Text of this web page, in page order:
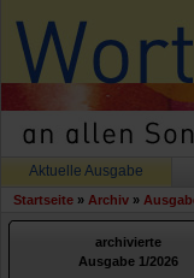
Aktuelle Ausgabe
Startseite » Archiv »
archivierte
Ausgabe 1/2026